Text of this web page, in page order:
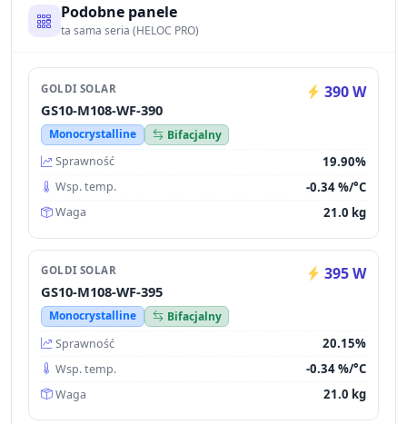
Podobne panele
ta sama seria (HELOC PRO)
GOLDI SOLAR 390 W
GS10-M108-WF-390
Monocrystalline
Bifacjalny
Sprawność
19.90%
Wsp. temp. -0.34 %/°C
Waga 21.0 kg
GOLDI SOLAR 395 W
GS10-M108-WF-395
Monocrystalline
Bifacjalny
Sprawność
20.15%
Wsp. temp. -0.34 %/°C
Waga 21.0 kg